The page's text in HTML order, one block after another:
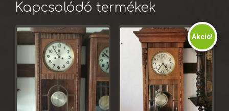
Kapcsolódó termékek
Akció!